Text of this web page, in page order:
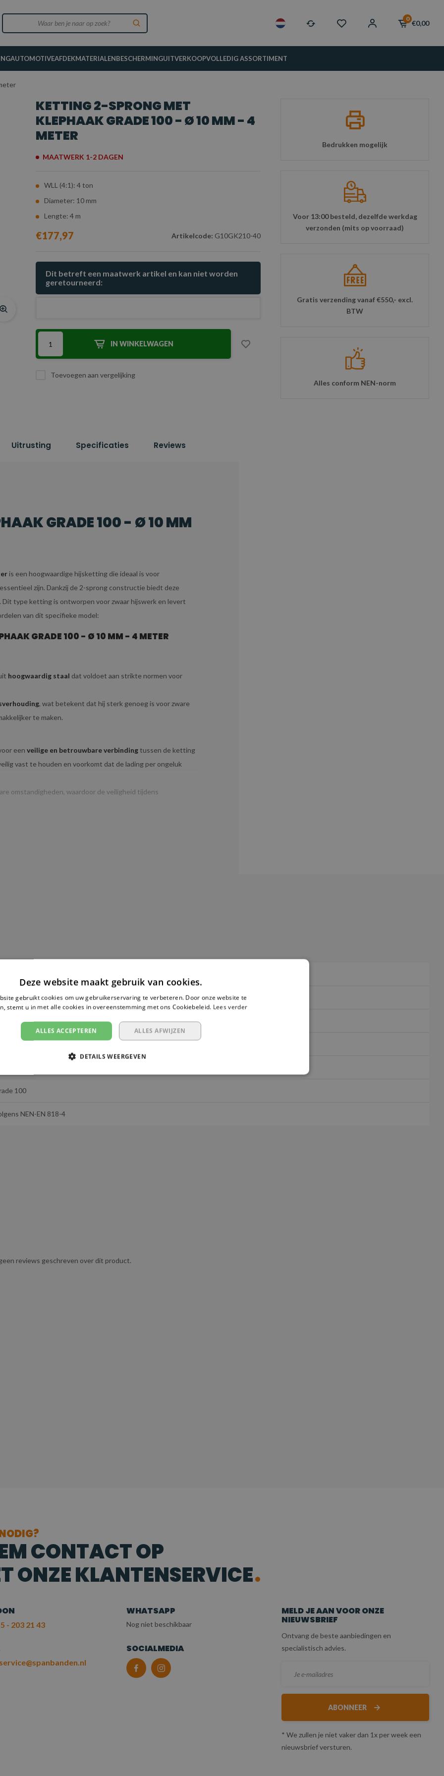
0
€0,00
AUTOMOTIVEAFDEKMATERIALENBESCHERMINGUITVERKOOPVOLLEDIG ASSORTIMENT
KETTING 2-SPRONG MET
KLEPHAAK GRADE 100 - Ø 10 MM - 4
METER
MAATWERK 1-2 DAGEN
WLL (4:1): 4 ton
Diameter: 10 mm
Lengte: 4 m
€177,97 Artikelcode: G10GK210-40
Dit betreft een maatwerk artikel en kan niet worden
geretourneerd:
IN WINKELWAGEN
Toevoegen aan vergelijking
Bedrukken mogelijk
Voor 13:00 besteld, dezelfde werkdag
verzonden (mits op voorraad)
Gratis verzending vanaf €550,- excl.
BTW
Alles conform NEN-norm
Uitrusting Specificaties Reviews
GRADE 100 - Ø 10 MM
is een hoogwaardige hijsketting die ideaal is voor
zijn. Dankzij de 2-sprong constructie biedt deze
type ketting is ontworpen voor zwaar hijswerk en levert
van dit specifieke model:
GRADE 100 - Ø 10 MM - 4 METER
hoogwaardig staal dat voldoet aan strikte normen voor
, wat betekent dat hij sterk genoeg is voor zware
te maken.
een veilige en betrouwbare verbindingtussen de ketting
vast te houden en voorkomt dat de lading per ongeluk
omstandigheden, waardoor de veiligheid tijdens
wat zorgt voor veelzijdigheid in verschillende
dat garandeert dat het voldoet aan de
bevestigt de sterkte en veiligheid van de ketting, zodat
constructie maken de ketting geschikt voor intensief
die stevig genoeg is voor zware toepassingen, zonder
mm
100
NEN-EN 818-4
reviews geschreven over dit product.
CONTACT OP
ONZE KLANTENSERVICE
- 203 21 43
WHATSAPP
Nog niet beschikbaar
SOCIALMEDIA
MELD JE AAN VOOR ONZE
NIEUWSBRIEF
Ontvang de beste aanbiedingen en
specialistisch advies.
ABONNEER
* We zullen je niet vaker dan 1x per week een
nieuwsbrief versturen.
Deze website maakt gebruik van cookies.
gebruikt cookies om uw gebruikerservaring te verbeteren. Door onze website te
stemt u in met alle cookies in overeenstemming met ons Cookiebeleid. Lees verder
ALLES ACCEPTEREN ALLES AFWIJZEN
DETAILS WEERGEVEN